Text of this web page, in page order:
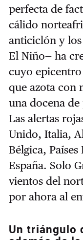
perfecta de
cálido
anticiclón y
El Niño— ha
cuyo
que azota con
una docena de
Las alertas
Unido, Italia,
Bélgica,
España. Solo
vientos del
por ahora al
Un triángulo